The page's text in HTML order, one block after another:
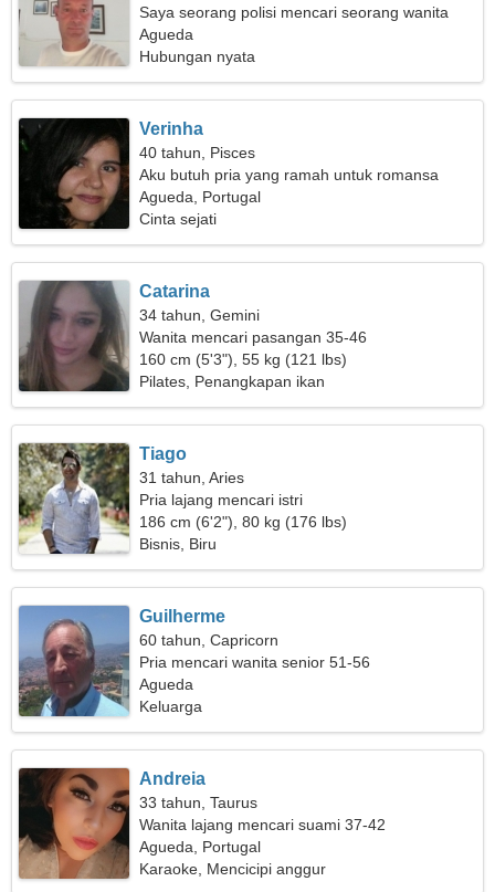
Saya seorang polisi mencari seorang wanita
yang luar biasa
Agueda
Hubungan nyata
Verinha
40 tahun, Pisces
Aku butuh pria yang ramah untuk romansa
Agueda, Portugal
Cinta sejati
Catarina
34 tahun, Gemini
Wanita mencari pasangan 35-46
160 cm (5'3"), 55 kg (121 lbs)
Pilates, Penangkapan ikan
Tiago
31 tahun, Aries
Pria lajang mencari istri
186 cm (6'2"), 80 kg (176 lbs)
Bisnis, Biru
Guilherme
60 tahun, Capricorn
Pria mencari wanita senior 51-56
Agueda
Keluarga
Andreia
33 tahun, Taurus
Wanita lajang mencari suami 37-42
Agueda, Portugal
Karaoke, Mencicipi anggur